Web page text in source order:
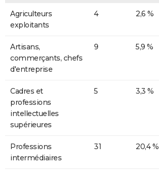
Agriculteurs
exploitants
4 2,6 %
Artisans,
commerçants, chefs
d'entreprise
9 5,9 %
Cadres et
professions
intellectuelles
supérieures
5 3,3 %
Professions
intermédiaires
31 20,4 %